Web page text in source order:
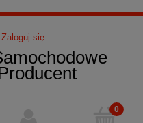
Zaloguj się